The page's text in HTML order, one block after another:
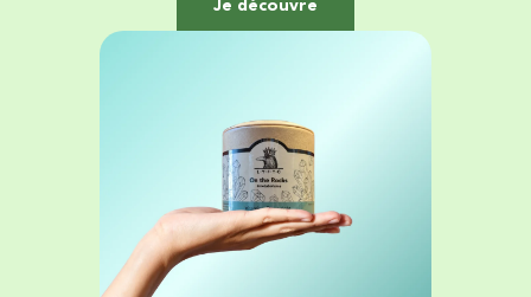
Je découvre